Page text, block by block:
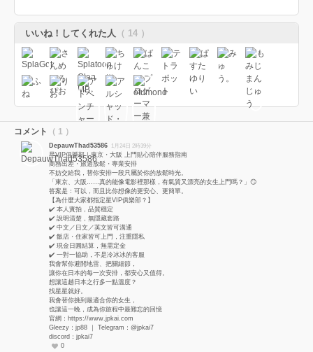
いいね！してくれた人 （ 14 ）
コメント （ 1 ）
DepauwThad53586 1月24日 2時39分
星VIP俱樂部｜東京・大阪 上門貼心陪伴服務指南
商務出差・旅遊放鬆・專業安排
不妨交給我，替你安排一段只屬於你的放鬆時光。
「東京、大阪……真的能像電影裡那樣，有氣質又漂亮的女生上門嗎？」😏
答案是：可以，而且比你想像的更安心、更簡單。
【為什麼大家都指定星VIP俱樂部？】
✔️ 本人實拍，品質穩定
✔️ 說明清楚，無隱藏套路
✔️ 中文／日文／英文皆可溝通
✔️ 飯店・住家皆可上門，注重隱私
✔️ 現金日圓結算，無需定金
✔️ 一對一協助，不是冷冰冰的客服
我會幫你避開地雷、把關細節，
讓你在日本的每一次安排，都安心又值得。
想讓這趟日本之行多一點溫度？
找星星就好。
我會替你挑到最適合你的女生，
也讓這一晚，成為你旅程中最難忘的回憶
官網：https://www.jpkai.com
Gleezy：jp88 ｜ Telegram：@jpkai7
discord：jpkai7
0